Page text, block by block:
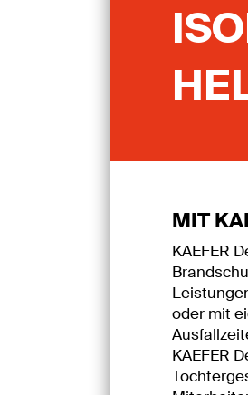
MIT
KAEFER
oder mit
KAEFER